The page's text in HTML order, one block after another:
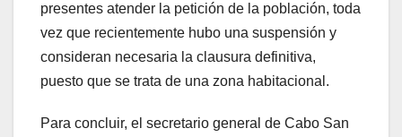
presentes atender la petición de la población, toda
vez que recientemente hubo una suspensión y
consideran necesaria la clausura definitiva,
puesto que se trata de una zona habitacional.
Para concluir, el secretario general de Cabo San